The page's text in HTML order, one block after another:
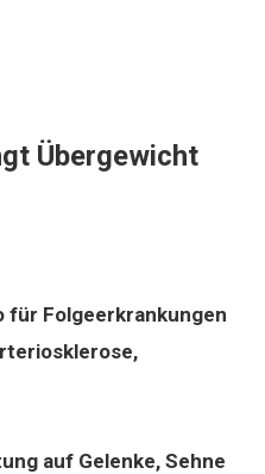
Übergewicht
für Folgeerkrankungen
auf Gelenke, Sehne